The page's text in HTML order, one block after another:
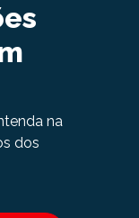
na
dos